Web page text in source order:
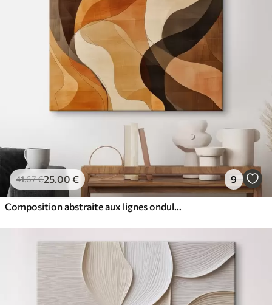
41.67€25.00 € 9
Composition abstraite aux lignes ondulées dynamiques, dans une palette de tons brun terre cuite